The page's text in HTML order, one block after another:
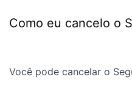
Como eu cancelo o
Você pode cancelar o